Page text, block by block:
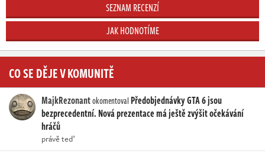
SEZNAM RECENZÍ
JAK HODNOTÍME
CO SE DĚJE V KOMUNITĚ
MajkRezonantokomentoval Předobjednávky GTA 6 jsou
bezprecedentní. Nová prezentace má ještě zvýšit očekávání
hráčů
právě teď